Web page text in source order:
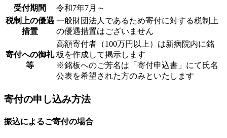
受付期間
令和7年7月～
税制上の優遇
措置
一般財団法人であるため寄付に対する税制上
の優遇措置はございません
寄付への御礼
等
高額寄付者（100万円以上）は新病院内に銘
板を作成して掲示します
※銘板へのご芳名は「寄付申込書」にて氏名
公表を希望された方のみといたします
寄付の申し込み方法
振込によるご寄付の場合